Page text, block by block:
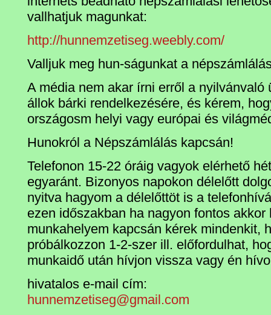
vallhatjuk magunkat:
http://hunnemzetiseg.weebly.com/
Valljuk meg hun-ságunkat a
A média nem akar írni erről a nyilvánvaló
állok bárki rendelkezésére, és kérem,
országosm helyi vagy európai és
Hunokról a Népszámlálás kapcsán!
Telefonon 15-22 óráig vagyok elérhető
egyaránt. Bizonyos napokon délelőtt
nyitva hagyom a délelőttöt is a
ezen időszakban ha nagyon fontos akkor
munkahelyem kapcsán kérek mindenkit,
próbálkozzon 1-2-szer ill. előfordulhat,
munkaidő után hívjon vissza vagy én
hivatalos e-mail cím:
hunnemzetiseg@gmail.com